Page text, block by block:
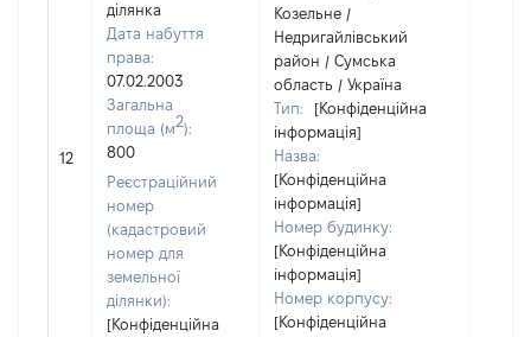
12
ділянка
Дата набуття
права:
07.02.2003
Загальна
площа (м2):
800
Реєстраційний
номер
(кадастровий
номер для
земельної
ділянки):
[Конфіденційна
Козельне /
Недригайлівський
район / Сумська
область / Україна
Тип:
[Конфіденційна
інформація]
Назва:
[Конфіденційна
інформація]
Номер будинку:
[Конфіденційна
інформація]
Номер корпусу:
[Конфіденційна